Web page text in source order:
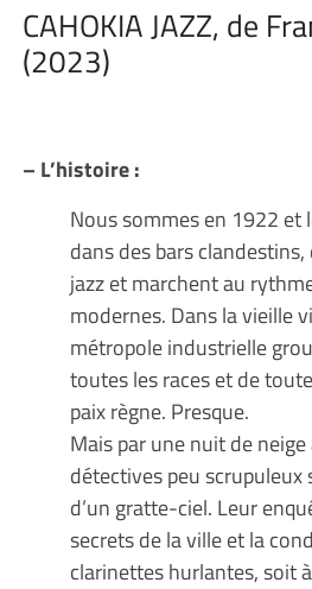
CAHOKIA JAZZ, de
(2023)
– L’histoire :
Nous sommes en 1922 et
dans des bars
jazz et marchent au
modernes. Dans la vieille
métropole industrielle
toutes les races et de
paix règne. Presque.
Mais par une nuit de
détectives peu
d’un gratte-ciel. Leur
secrets de la ville et la
clarinettes hurlantes, soit